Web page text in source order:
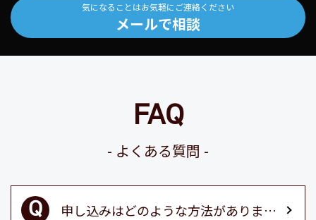
気になることはお気軽にご連絡ください
メールで相談
FAQ
よくある質問
申し込みはどのような方法がありますか？